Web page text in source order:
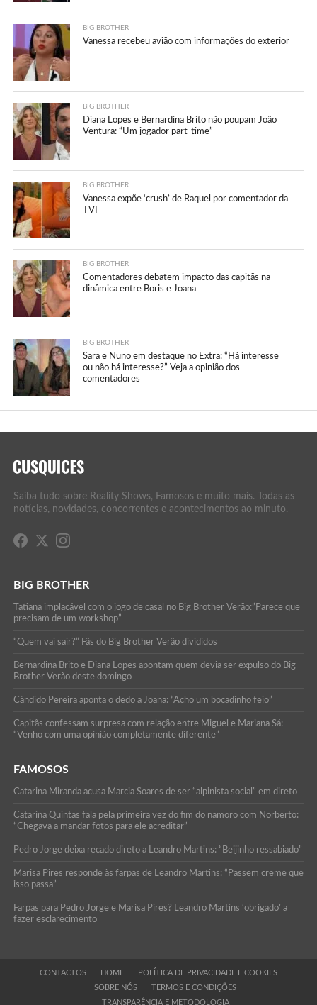
BIG BROTHER
Vanessa recebeu avião com informações do exterior
BIG BROTHER
Diana Lopes e Bernardina Brito não poupam João
Ventura: “Um jogador part-time”
BIG BROTHER
Vanessa expõe ‘crush’ de Raquel por comentador da
TVI
BIG BROTHER
Comentadores debatem impacto das capitãs na
dinâmica entre Boris e Joana
BIG BROTHER
Sara e Nuno em destaque no Extra: “Há interesse
ou não há interesse?” Veja a opinião dos
comentadores
Saiba tudo sobre Reality Shows, Famosos e muito mais. Todas as
notícias, novidades, concorrentes e acontecimentos ao minuto.
BIG BROTHER
Tatiana implacável com o jogo de casal no Big Brother Verão:”Parece que
precisam de um workshop”
“Quem vai sair?” Fãs do Big Brother Verão divididos
Bernardina Brito e Diana Lopes apontam quem devia ser expulso do Big
Brother Verão deste domingo
Cândido Pereira aponta o dedo a Joana: “Acho um bocadinho feio”
Capitãs confessam surpresa com relação entre Miguel e Mariana Sá:
“Venho com uma opinião completamente diferente”
FAMOSOS
Catarina Miranda acusa Marcia Soares de ser “alpinista social” em direto
Catarina Quintas fala pela primeira vez do fim do namoro com Norberto:
“Chegava a mandar fotos para ele acreditar”
Pedro Jorge deixa recado direto a Leandro Martins: “Beijinho ressabiado”
Marisa Pires responde às farpas de Leandro Martins: “Passem creme que
isso passa”
Farpas para Pedro Jorge e Marisa Pires? Leandro Martins ‘obrigado’ a
fazer esclarecimento
CONTACTOS HOME
POLÍTICA DE PRIVACIDADE E COOKIES
SOBRE NÓS
TERMOS E CONDIÇÕES
TRANSPARÊNCIA E METODOLOGIA